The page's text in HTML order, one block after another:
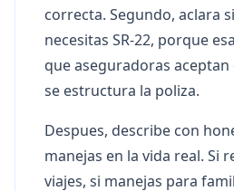
correcta. Segundo, aclara
necesitas SR-22, porque
que aseguradoras
se estructura la poliza.
Despues, describe con
manejas en la vida real. Si
viajes, si manejas para